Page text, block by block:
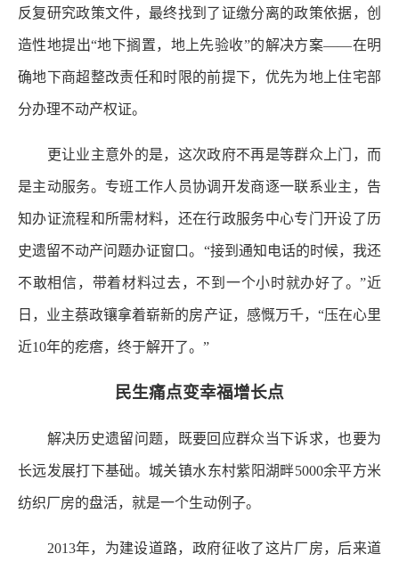
反复研究政策文件，最终找到了证缴分离的政策依据，创
造性地提出“地下搁置，地上先验收”的解决方案——在明
确地下商超整改责任和时限的前提下，优先为地上住宅部
分办理不动产权证。
更让业主意外的是，这次政府不再是等群众上门，而
是主动服务。专班工作人员协调开发商逐一联系业主，告
知办证流程和所需材料，还在行政服务中心专门开设了历
史遗留不动产问题办证窗口。“接到通知电话的时候，我还
不敢相信，带着材料过去，不到一个小时就办好了。”近
日，业主蔡政镶拿着崭新的房产证，感慨万千，“压在心里
近10年的疙瘩，终于解开了。”
民生痛点变幸福增长点
解决历史遗留问题，既要回应群众当下诉求，也要为
长远发展打下基础。城关镇水东村紫阳湖畔5000余平方米
纺织厂房的盘活，就是一个生动例子。
2013年，为建设道路，政府征收了这片厂房，后来道